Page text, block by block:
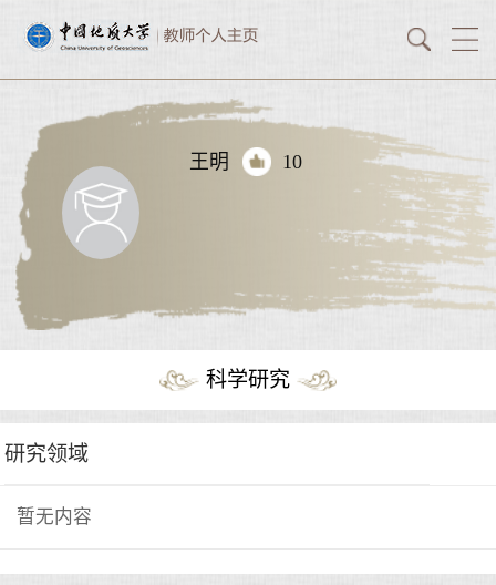
王明 10
科学研究
研究领域
暂无内容